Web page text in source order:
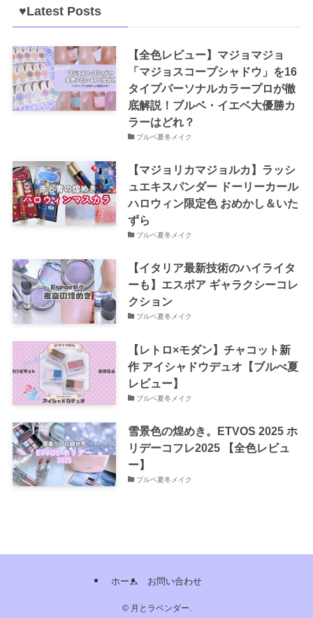
♥Latest Posts
【全色レビュー】マジョマジョ
「マジョスコープシャドウ」を16
タイプパーソナルカラープロが徹
底解説！ブルベ・イエベ大優勝カ
ラーはどれ？
ブルベ夏冬メイク
【マジョリカマジョルカ】ラッシ
ュエキスパンダー ドーリーカール
ハロウィン限定色 おめかし＆いた
ずら
ブルベ夏冬メイク
【イタリア最新技術のハイライタ
ーも】エスポア ギャラクシーコレ
クション
ブルベ夏冬メイク
【レトロ×モダン】チャコット新
作 アイシャドウデュオ【ブルべ夏
レビュー】
ブルベ夏冬メイク
雪景色の煌めき。ETVOS 2025 ホ
リデーコフレ2025 【全色レビュ
ー】
ブルベ夏冬メイク
ホーム お問い合わせ
©月とラベンダー.